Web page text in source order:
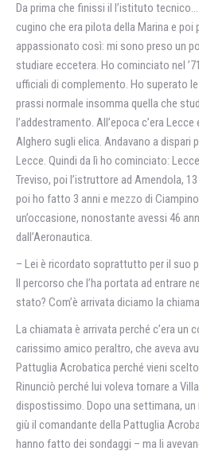
Da prima che finissi il l’istituto
cugino che era pilota della Marina e poi
appassionato così: mi sono preso un
studiare eccetera. Ho cominciato nel
ufficiali di complemento. Ho superato
prassi normale insomma quella che
l’addestramento. All’epoca c’era
Alghero sugli elica. Andavano a dispari
Lecce. Quindi da lì ho cominciato:
Treviso, poi l’istruttore ad Amendola,
poi ho fatto 3 anni e mezzo di
un’occasione, nonostante avessi 46
dall’Aeronautica.
– Lei è ricordato soprattutto per il suo
Il percorso che l’ha portata ad entrare
stato? Com’è arrivata diciamo la
La chiamata è arrivata perché c’era un
carissimo amico peraltro, che aveva
Pattuglia Acrobatica perché vieni
Rinunciò perché lui voleva tornare a
dispostissimo. Dopo una settimana,
giù il comandante della Pattuglia
hanno fatto dei sondaggi – ma li